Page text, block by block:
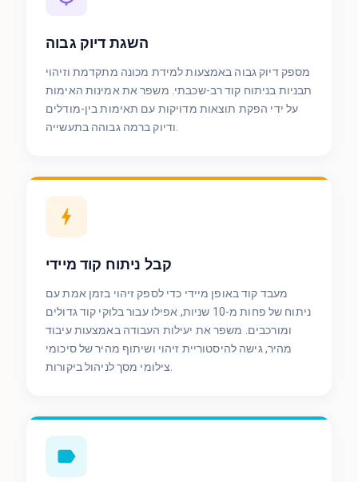
השגת דיוק גבוה
מספק דיוק גבוה באמצעות למידת מכונה מתקדמת וזיהוי
תבניות בניתוח קוד רב-שכבתי. משפר את אמינות האימות
על ידי הפקת תוצאות מדויקות עם תאימות בין-מודלים
קבל ניתוח קוד מיידי
מעבד קוד באופן מיידי כדי לספק זיהוי בזמן אמת עם
ניתוח של פחות מ-10 שניות, אפילו עבור בלוקי קוד גדולים
ומורכבים. משפר את יעילות העבודה באמצעות עיבוד
מהיר, גישה להיסטוריית זיהוי ושיתוף מהיר של סיכומי